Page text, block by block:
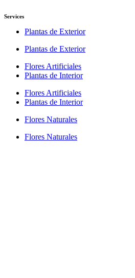
Services
Plantas de Exterior
Plantas de Exterior
Flores Artificiales
Plantas de Interior
Flores Artificiales
Plantas de Interior
Flores Naturales
Flores Naturales